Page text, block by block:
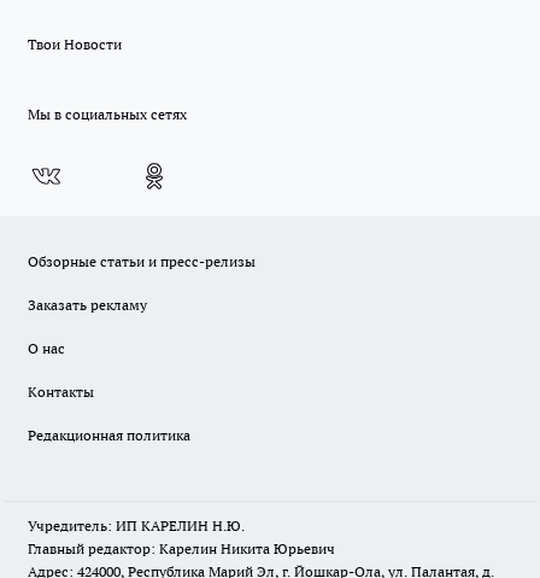
Твои Новости
Мы в социальных сетях
Обзорные статьи и пресс-релизы
Заказать рекламу
О нас
Контакты
Редакционная политика
Учредитель: ИП КАРЕЛИН Н.Ю.
Главный редактор: Карелин Никита Юрьевич
Адрес: 424000, Республика Марий Эл, г. Йошкар-Ола, ул. Палантая, д.